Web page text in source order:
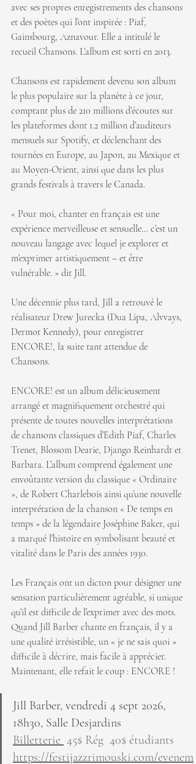
avec ses propres enregistrements des chansons
et des poètes qui l’ont inspirée : Piaf,
Gainsbourg, Aznavour. Elle a intitulé le
recueil Chansons. L’album est sorti en 2013.
Chansons est rapidement devenu son album
le plus populaire sur la planète à ce jour,
comptant plus de 210 millions d’écoutes sur
les plateformes dont 1.2 million d’auditeurs
mensuels sur Spotify, et déclenchant des
tournées en Europe, au Japon, au Mexique et
au Moyen-Orient, ainsi que dans les plus
grands festivals à travers le Canada.
« Pour moi, chanter en français est une
expérience merveilleuse et sensuelle… c’est un
nouveau langage avec lequel je explorer et
m’exprimer artistiquement – et être
vulnérable. » dit Jill.
Une décennie plus tard, Jill a retrouvé le
réalisateur Drew Jurecka (Dua Lipa, Alvvays,
Dermot Kennedy), pour enregistrer
ENCORE!, la suite tant attendue de
Chansons.
ENCORE! est un album délicieusement
arrangé et magnifiquement orchestré qui
présente de toutes nouvelles interprétations
de chansons classiques d’Edith Piaf, Charles
Trenet, Blossom Dearie, Django Reinhardt et
Barbara. L’album comprend également une
envoûtante version du classique « Ordinaire
», de Robert Charlebois ainsi qu’une nouvelle
interprétation de la chanson « De temps en
temps » de la légendaire Joséphine Baker, qui
a marqué l’histoire en symbolisant beauté et
vitalité dans le Paris des années 1930.
Les Français ont un dicton pour désigner une
sensation particulièrement agréable, si unique
qu’il est difficile de l’exprimer avec des mots.
Quand Jill Barber chante en français, il y a
une qualité irrésistible, un « je ne sais quoi »
difficile à décrire, mais facile à apprécier.
Maintenant, elle refait le coup : ENCORE !
Jill Barber, vendredi 4 sept 2026,
18h30, Salle Desjardins
Billetterie 45$ Rég  40$ étudiants
https://festijazzrimouski.com/evenem